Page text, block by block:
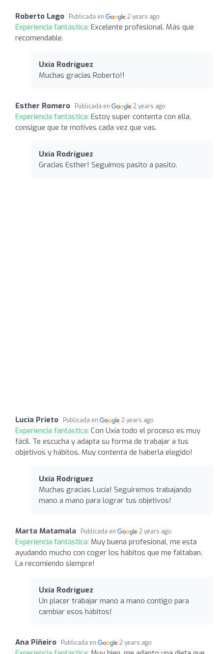
Roberto Lago Publicada en 2 years ago
Experiencia fantástica: Excelente profesional. Más que
recomendable.
Uxía Rodríguez
Muchas gracias Roberto!!
Esther Romero Publicada en 2 years ago
Experiencia fantástica: Estoy super contenta con ella,
consigue que te motives cada vez que vas.
Uxía Rodríguez
Gracias Esther! Seguimos pasito a pasito.
Lucía Prieto Publicada en 2 years ago
Experiencia fantástica: Con Uxía todo el proceso es muy
fácil. Te escucha y adapta su forma de trabajar a tus
objetivos y hábitos. Muy contenta de haberla elegido!
Uxía Rodríguez
Muchas gracias Lucía! Seguiremos trabajando
mano a mano para lograr tus objetivos!
Marta Matamala Publicada en 2 years ago
Experiencia fantástica: Muy buena profesional, me esta
ayudando mucho con coger los hábitos que me faltaban.
La recomiendo siempre!
Uxía Rodríguez
Un placer trabajar mano a mano contigo para
cambiar esos hábitos!
Ana Piñeiro Publicada en 2 years ago